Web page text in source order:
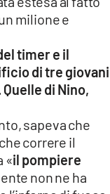
milione e
timer e il
di tre giovani
di Nino,
sapeva che
correre il
«il pompiere
non ne ha